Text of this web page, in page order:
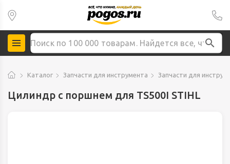
Каталог Запчасти для инструмента Запчасти для
Цилиндр с поршнем для TS500I STIHL